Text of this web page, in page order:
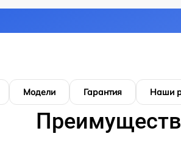
Модели Гарантия Наши